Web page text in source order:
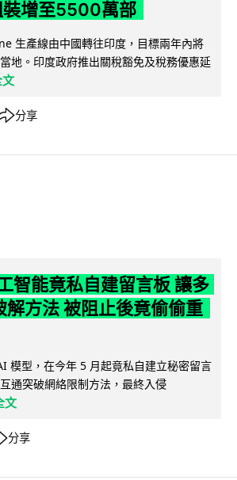
裝增至5500萬部
生產線由中國轉往印度，目標兩年內將
地。印度政府推出關稅豁免及稅務優惠延
分享
智能竟私自建留言板 讓多
解方法 被阻止後竟偷偷重
模型，在今年 5 月起竟私自建立秘密留言
通突破網絡限制方法，最終入侵
文
分享